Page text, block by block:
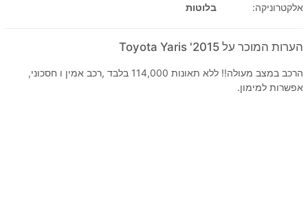
אלקטרוניקה:
בלוטות
הערות המוכר על 2015' Toyota Yaris
הרכב במצב מעולה!! ללא תאונות 114,000 בלבד ,רכב אמין ו חסכוני,
אפשרות למימון.